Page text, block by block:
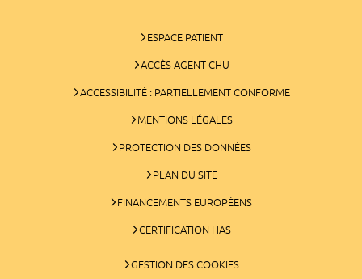
ESPACE PATIENT
ACCÈS AGENT CHU
ACCESSIBILITÉ : PARTIELLEMENT CONFORME
MENTIONS LÉGALES
PROTECTION DES DONNÉES
PLAN DU SITE
FINANCEMENTS EUROPÉENS
CERTIFICATION HAS
GESTION DES COOKIES